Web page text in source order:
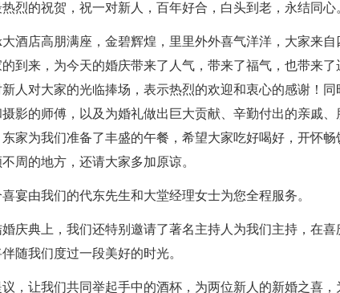
烈的祝贺，祝一对新人，百年好合，白头到老，永结同心
酒店高朋满座，金碧辉煌，里里外外喜气洋洋，大家来
到来，为今天的婚庆带来了人气，带来了福气，也带来
人对大家的光临捧场，表示热烈的欢迎和衷心的感谢！
摄影的师傅，以及为婚礼做出巨大贡献、辛勤付出的亲戚
家为我们准备了丰盛的午餐，希望大家吃好喝好，开怀
周的地方，还请大家多加原谅。
宴由我们的代东先生和大堂经理女士为您全程服务。
庆典上，我们还特别邀请了著名主持人为我们主持，在
随我们度过一段美好的时光。
，让我们共同举起手中的酒杯，为两位新人的新婚之喜